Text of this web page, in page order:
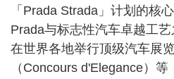
「Prada Strada」计划的核
Prada与标志性汽车卓越工
在世界各地举行顶级汽车展
（Concours d'Elegance）